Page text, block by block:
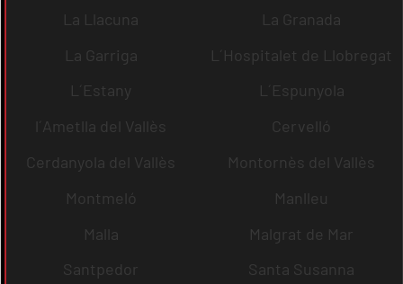
La Llacuna
La Granada
La Garriga
L´Hospitalet de Llobregat
L´Estany
L´Espunyola
l´Ametlla del Vallès
Cervelló
Cerdanyola del Vallès
Montornès del Vallès
Montmeló
Manlleu
Malla
Malgrat de Mar
Santpedor
Santa Susanna